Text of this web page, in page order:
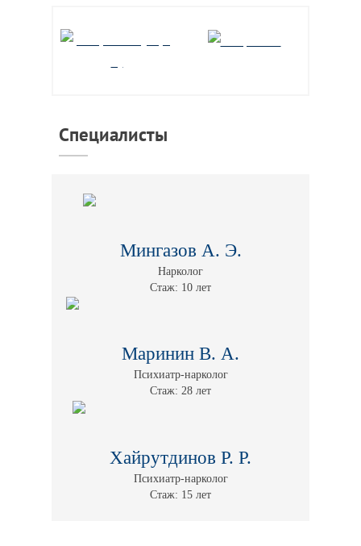
Специалисты
Мингазов А. Э.
Нарколог
Стаж: 10 лет
Маринин В. А.
Психиатр-нарколог
Стаж: 28 лет
Хайрутдинов Р. Р.
Психиатр-нарколог
Стаж: 15 лет